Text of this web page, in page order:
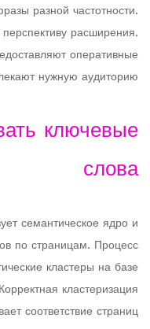
разной частотности.
расширения.
оперативные
нужную аудиторию.
ключевые
слова
семантическое ядро и
по страницам. Процесс
кластеры на базе
кластеризация
соответствие страниц.